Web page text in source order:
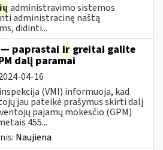
administravimo sistemos
administracinę naštą
didinti...
paprastai ir greitai galite
dalį paramai
04-16
(VMI) informuoja, kad
jau pateikė prašymus skirti dalį
pajamų mokesčio (GPM)
455...
Naujiena